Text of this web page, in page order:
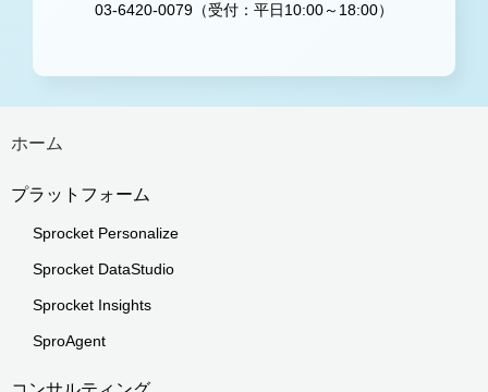
03-6420-0079（受付：平日10:00～18:00）
ホーム
プラットフォーム
Sprocket Personalize
Sprocket DataStudio
Sprocket Insights
SproAgent